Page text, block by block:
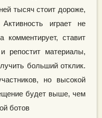
тысяч стоит дороже,
играет не
ставит
репостит материалы,
больший отклик.
но высокой
будет выше, чем
ботов